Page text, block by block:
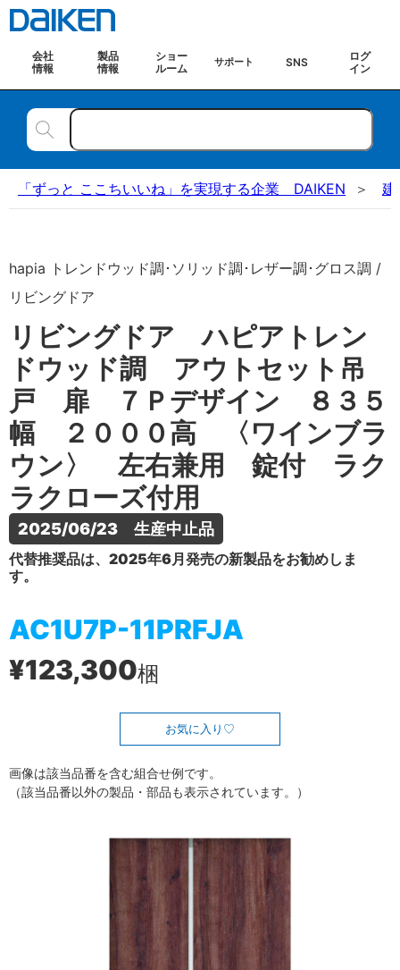
会社
情報
製品
情報
ショー
ルーム
サポート SNS
ログ
イン
「ずっと ここちいいね」を実現する企業 DAIKEN 建
hapia トレンドウッド調･ソリッド調･レザー調･グロス調 /
リビングドア
リビングドア ハピアトレン
ドウッド調 アウトセット吊
戸 扉 ７Ｐデザイン ８３５
幅 ２０００高 〈ワインブラ
ウン〉 左右兼用 錠付 ラク
ラクローズ付用
2025/06/23　生産中止品
代替推奨品は、2025年6月発売の新製品をお勧めしま
す。
AC1U7P-11PRFJA
¥123,300梱
お気に入り
画像は該当品番を含む組合せ例です。
（該当品番以外の製品・部品も表示されています。）